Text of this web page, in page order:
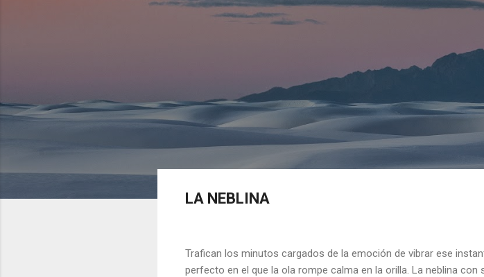
LA NEBLINA
Trafican los minutos cargados de la emoción de vibrar ese
perfecto en el que la ola rompe calma en la orilla. La neblina con